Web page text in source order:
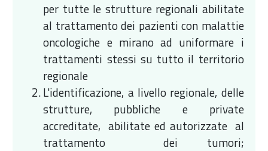
per tutte le strutture regionali abilitate
al trattamento dei pazienti con malattie
oncologiche e mirano ad uniformare i
trattamenti stessi su tutto il territorio
regionale
L'identificazione, a livello regionale, delle
strutture, pubbliche e private
accreditate, abilitate ed autorizzate al
trattamento dei tumori;